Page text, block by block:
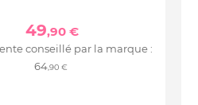
49,90 €
conseillé par la marque :
64,90 €